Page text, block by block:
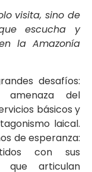
visita, sino de
escucha y
la Amazonía
desafíos:
amenaza del
básicos y
laical.
de esperanza:
con sus
que articulan